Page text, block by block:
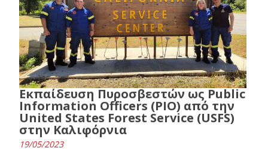
Εκπαίδευση Πυροσβεστών ως Public
Information Officers (PIO) από την
United States Forest Service (USFS)
στην Καλιφόρνια
19/05/2023